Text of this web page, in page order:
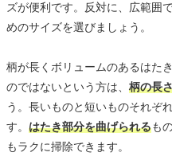
ズが便利です。反対に、広範囲
めのサイズを選びましょう。
柄が長くボリュームのあるはた
のではないという方は、 柄の長
う。長いものと短いものそれぞ
す。 はたき部分を曲げられるも
もラクに掃除できます。